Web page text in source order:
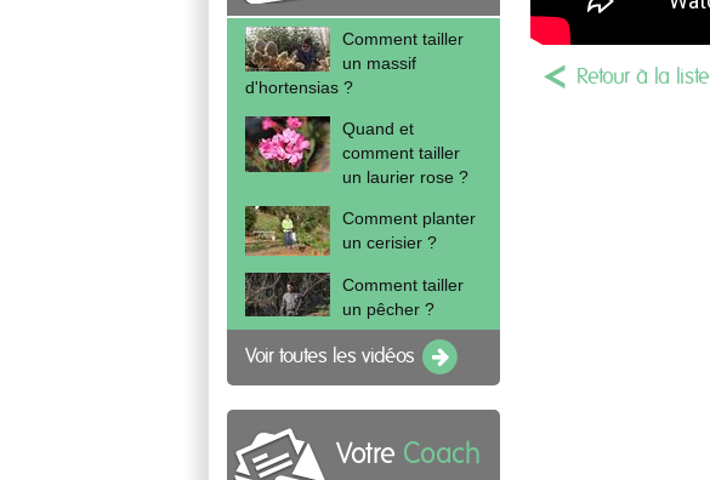
Comment tailler
un massif
d'hortensias ?
Quand et
comment tailler
un laurier rose ?
Comment planter
un cerisier ?
Comment tailler
un pêcher ?
Voir toutes les vidéos
Votre Coach
Retour à la liste